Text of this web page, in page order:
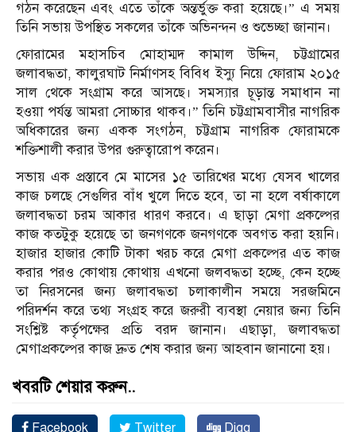
গঠন করেছেন এবং এতে তাঁকে অন্তর্ভুক্ত করা হয়েছে।” এ সময়
তিনি সভায় উপস্থিত সকলের তাঁকে অভিনন্দন ও শুভেচ্ছা জানান।
ফোরামের মহাসচিব মোহাম্মদ কামাল উদ্দিন, চট্টগ্রামের
জলাবদ্ধতা, কালুরঘাট নির্মাণসহ বিবিধ ইস্যু নিয়ে ফোরাম ২০১৫
সাল থেকে সংগ্রাম করে আসছে। সমস্যার চূড়ান্ত সমাধান না
হওয়া পর্যন্ত আমরা সোচ্চার থাকব।” তিনি চট্টগ্রামবাসীর নাগরিক
অধিকারের জন্য একক সংগঠন, চট্টগ্রাম নাগরিক ফোরামকে
শক্তিশালী করার উপর গুরুত্বারোপ করেন।
সভায় এক প্রস্তাবে মে মাসের ১৫ তারিখের মধ্যে যেসব খালের
কাজ চলছে সেগুলির বাঁধ খুলে দিতে হবে, তা না হলে বর্ষাকালে
জলাবদ্ধতা চরম আকার ধারণ করবে। এ ছাড়া মেগা প্রকল্পের
কাজ কতটুকু হয়েছে তা জনগণকে জনগণকে অবগত করা হয়নি।
হাজার হাজার কোটি টাকা খরচ করে মেগা প্রকল্পের এত কাজ
করার পরও কোথায় কোথায় এখনো জলবদ্ধতা হচ্ছে, কেন হচ্ছে
তা নিরসনের জন্য জলাবদ্ধতা চলাকালীন সময়ে সরজমিনে
পরিদর্শন করে তথ্য সংগ্রহ করে জরুরী ব্যবস্থা নেয়ার জন্য তিনি
সংশ্লিষ্ট কর্তৃপক্ষের প্রতি বরদ জানান। এছাড়া, জলাবদ্ধতা
মেগাপ্রকল্পের কাজ দ্রুত শেষ করার জন্য আহবান জানানো হয়।
খবরটি শেয়ার করুন..
Facebook Twitter Digg